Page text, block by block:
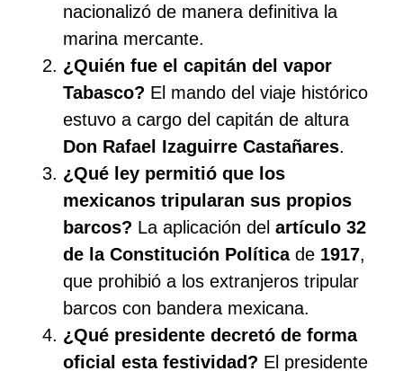
nacionalizó de manera definitiva la
marina mercante.
¿Quién fue el capitán del vapor
Tabasco? El mando del viaje histórico
estuvo a cargo del capitán de altura
Don Rafael Izaguirre Castañares.
¿Qué ley permitió que los
mexicanos tripularan sus propios
barcos? La aplicación del artículo 32
de la Constitución Políticade 1917,
que prohibió a los extranjeros tripular
barcos con bandera mexicana.
¿Qué presidente decretó de forma
oficial esta festividad? El presidente